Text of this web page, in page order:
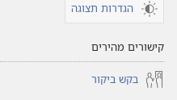
הגדרות תצוגה
קישורים מהירים
בקש ביקור